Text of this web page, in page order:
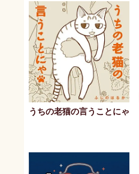
うちの老猫の言うことにゃ